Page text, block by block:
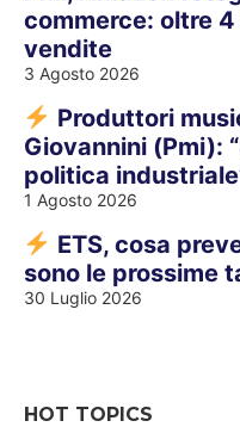
commerce: oltre
vendite
3 Agosto 2026
Produttori
Giovannini (Pmi):
politica
1 Agosto 2026
ETS, cosa
sono le prossime
30 Luglio 2026
HOT TOPICS